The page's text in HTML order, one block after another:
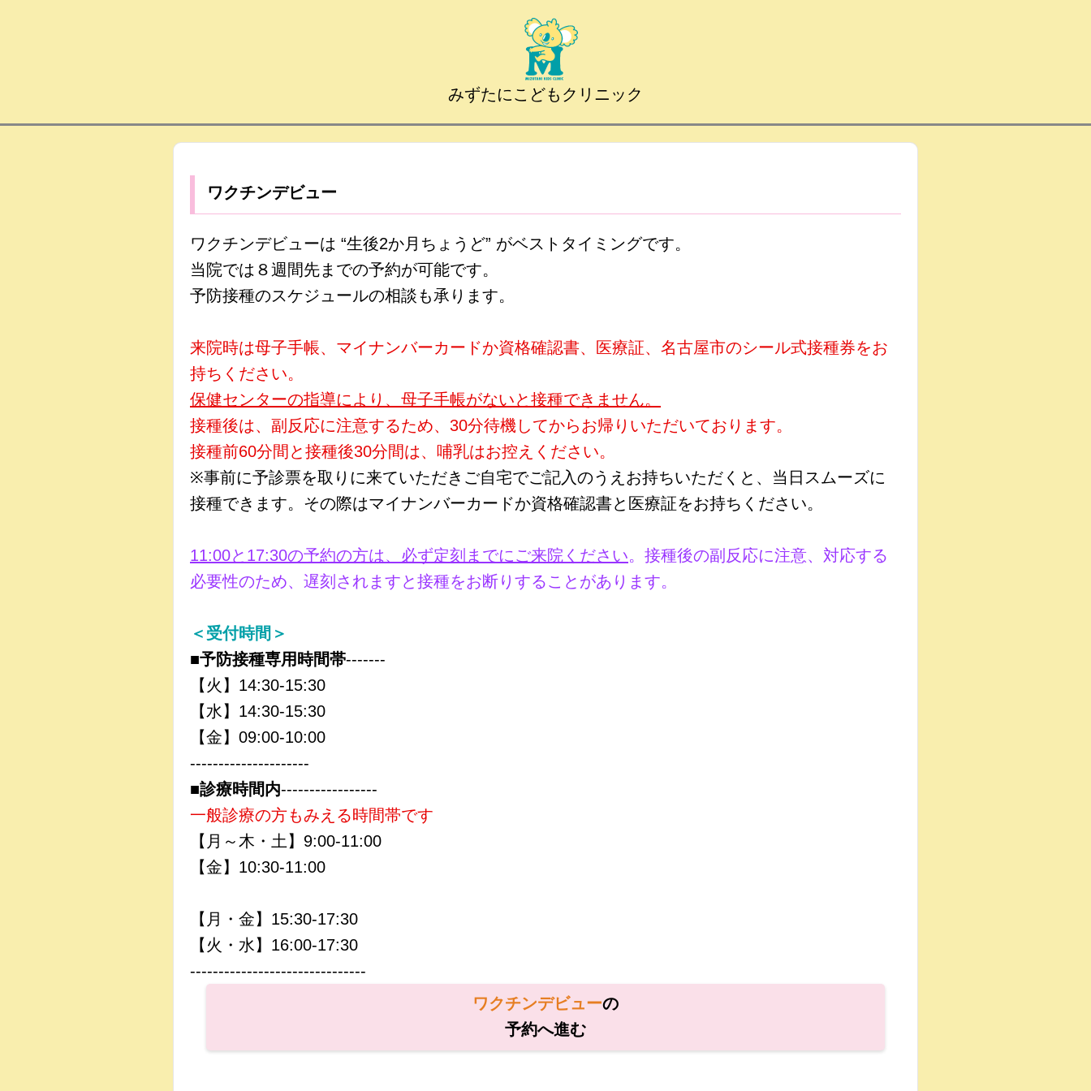
みずたにこどもクリニック
ワクチンデビュー
ワクチンデビューは “生後2か月ちょうど” がベストタイミングです。
当院では８週間先までの予約が可能です。
予防接種のスケジュールの相談も承ります。
来院時は母子手帳、マイナンバーカードか資格確認書、医療証、名古屋市のシール式接種券をお
持ちください。
保健センターの指導により、母子手帳がないと接種できません。
接種後は、副反応に注意するため、30分待機してからお帰りいただいております。
接種前60分間と接種後30分間は、哺乳はお控えください。
※事前に予診票を取りに来ていただきご自宅でご記入のうえお持ちいただくと、当日スムーズに
接種できます。その際はマイナンバーカードか資格確認書と医療証をお持ちください。
11:00と17:30の予約の方は、必ず定刻までにご来院ください。接種後の副反応に注意、対応する
必要性のため、遅刻されますと接種をお断りすることがあります。
＜受付時間＞
■予防接種専用時間帯-------
【火】14:30‐15:30
【水】14:30‐15:30
【金】09:00‐10:00
---------------------
■診療時間内-----------------
一般診療の方もみえる時間帯です
【月～木・土】9:00‐11:00
【金】10:30‐11:00
【月・金】15:30‐17:30
【火・水】16:00‐17:30
-------------------------------
ワクチンデビューの
予約へ進む